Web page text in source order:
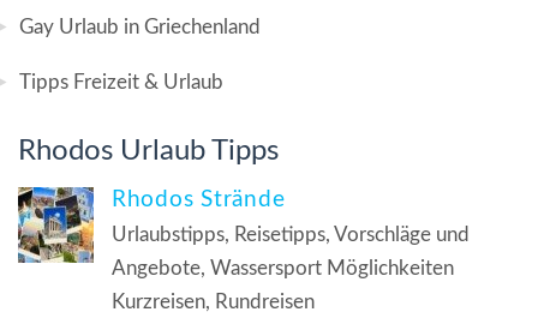
Gay Urlaub in Griechenland
Tipps Freizeit & Urlaub
Rhodos Urlaub Tipps
Rhodos Strände
Urlaubstipps, Reisetipps, Vorschläge und
Angebote, Wassersport Möglichkeiten
Kurzreisen, Rundreisen